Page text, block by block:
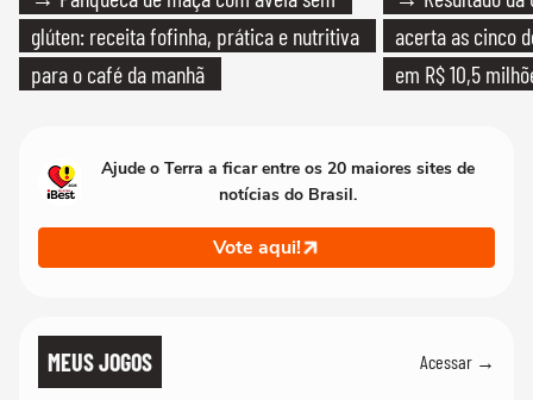
glúten: receita fofinha, prática e nutritiva
para o café da manhã
acerta as cinco
em R$ 10,5
Ajude o Terra a ficar entre os 20 maiores sites de
notícias do Brasil.
Vote aqui!
MEUS JOGOS Acessar →